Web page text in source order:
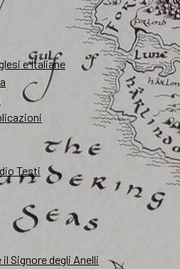
e Italiane
Testi
Signore degli Anelli